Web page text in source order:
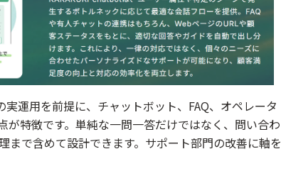
運用を前提に、チャットボット、FAQ、オペレータ
が特徴です。単純な一問一答だけではなく、問い合わ
まで含めて設計できます。サポート部門の改善に軸を